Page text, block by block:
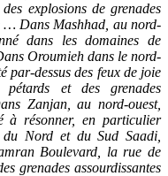
explosions de grenades
… Dans Mashhad, au nord-
dans les domaines de
Oroumieh dans le nord-
par-dessus des feux de joie
et des grenades
Zanjan, au nord-ouest,
à résonner, en particulier
Nord et du Sud Saadi,
Boulevard, la rue de
grenades assourdissantes